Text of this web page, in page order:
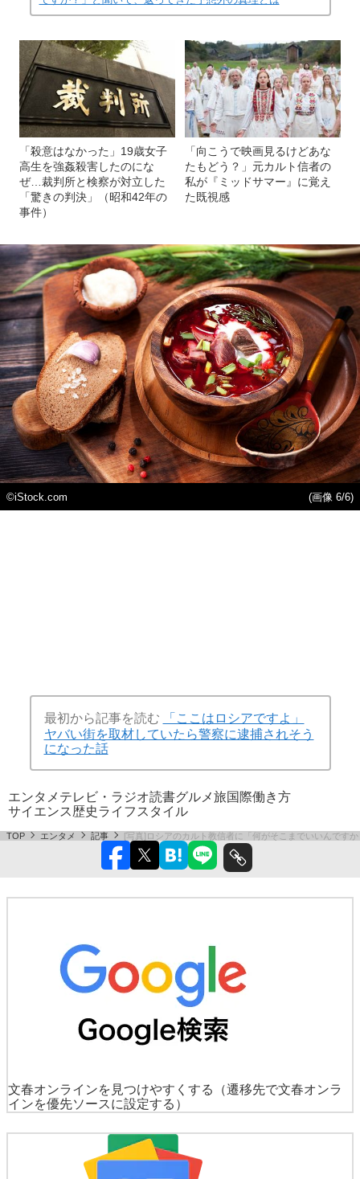
「殺意はなかった」19歳女子
高生を強姦殺害したのにな
ぜ…裁判所と検察が対立した
「驚きの判決」（昭和42年の
事件）
「向こうで映画見るけどあな
たもどう？」元カルト信者の
私が『ミッドサマー』に覚え
た既視感
©iStock.com (画像 6/6)
最初から記事を読む
「ここはロシアですよ」
ヤバい街を取材していたら警察に逮捕されそう
になった話
エンタメ テレビ・ラジオ読書グルメ旅国際働き方
サイエンス歴史ライフスタイル
TOP エンタメ 記事 [写真]ロシアのカルト教信者に「何がそこまでいいんです
文春オンラインを見つけやすくする
（遷移先で文春オンラ
インを優先ソースに設定する）